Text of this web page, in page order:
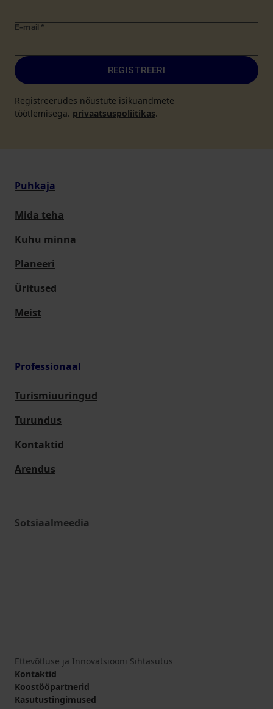
E-mail *
REGISTREERI
Registreerudes nõustute isikuandmete
töötlemisega. privaatsuspoliitikas.
Puhkaja
Mida teha
Kuhu minna
Planeeri
Üritused
Meist
Professionaal
Turismiuuringud
Turundus
Kontaktid
Arendus
Sotsiaalmeedia
Ettevõtluse ja Innovatsiooni Sihtasutus
Kontaktid
Koostööpartnerid
Kasutustingimused